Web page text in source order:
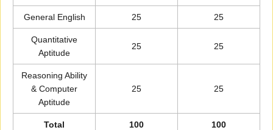
General English 25 25
Quantitative
Aptitude
25 25
Reasoning Ability
& Computer
Aptitude
25 25
Total 100 100